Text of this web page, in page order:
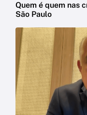
Quem é quem nas
São Paulo